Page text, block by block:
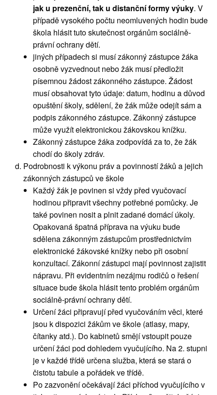
jak u prezenční, tak u distanční formy výuky. V
případě vysokého počtu neomluvených hodin bude
škola hlásit tuto skutečnost orgánům sociálně-
právní ochrany dětí.
jiných případech si musí zákonný zástupce žáka
osobně vyzvednout nebo žák musí předložit
písemnou žádost zákonného zástupce. Žádost
musí obsahovat tyto údaje: datum, hodinu a důvod
opuštění školy, sdělení, že žák může odejít sám a
podpis zákonného zástupce. Zákonný zástupce
může využít elektronickou žákovskou knížku.
Zákonný zástupce žáka zodpovídá za to, že žák
chodí do školy zdráv.
Podrobnosti k výkonu práv a povinností žáků a jejich
zákonných zástupců ve škole
Každý žák je povinen si vždy před vyučovací
hodinou připravit všechny potřebné pomůcky. Je
také povinen nosit a plnit zadané domácí úkoly.
Opakovaná špatná příprava na výuku bude
sdělena zákonným zástupcům prostřednictvím
elektronické žákovské knížky nebo při osobní
konzultací. Zákonní zástupci mají povinnost zajistit
nápravu. Při evidentním nezájmu rodičů o řešení
situace bude škola hlásit tento problém orgánům
sociálně-právní ochrany dětí.
Určení žáci připravují před vyučováním věci, které
jsou k dispozici žákům ve škole (atlasy, mapy,
čítanky atd.). Do kabinetů smějí vstoupit pouze
určení žáci pod dohledem vyučujícího. Na 2. stupni
je v každé třídě určena služba, která se stará o
čistotu tabule a pořádek ve třídě.
Po zazvonění očekávají žáci příchod vyučujícího v